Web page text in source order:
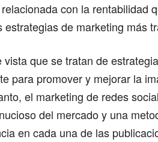
con la rentabilidad
de marketing más
que se tratan de
para promover y mejorar la
el marketing de redes
del mercado y una
en cada una de las